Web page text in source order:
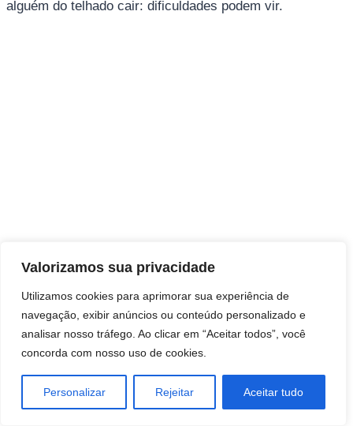
Valorizamos sua privacidade
Utilizamos cookies para aprimorar sua experiência de
navegação, exibir anúncios ou conteúdo personalizado e
analisar nosso tráfego. Ao clicar em “Aceitar todos”, você
concorda com nosso uso de cookies.
Personalizar Rejeitar Aceitar tudo
alguém do telhado cair: dificuldades podem vir.
Consultas e trabalhos espirituais
Brasil - Santa Catarina - São José